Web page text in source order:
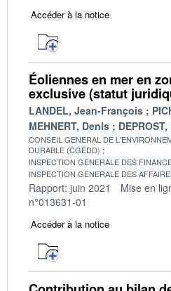
Accéder à la notice
Éoliennes en mer en
exclusive (statut
LANDEL, Jean-François
MEHNERT, Denis
CONSEIL GENERAL DE
DURABLE (CGEDD)
INSPECTION GENERALE DES
INSPECTION GENERALE DES
Rapport: juin 2021 Mise en
n°013631-01
Accéder à la notice